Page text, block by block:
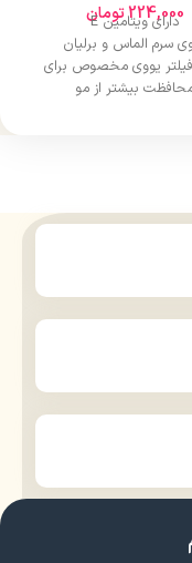
224,000تومان
دارای ویتامین E
سرم الماس و برلیان
فیلتر یووی مخصوص برای
بیشتر از مو